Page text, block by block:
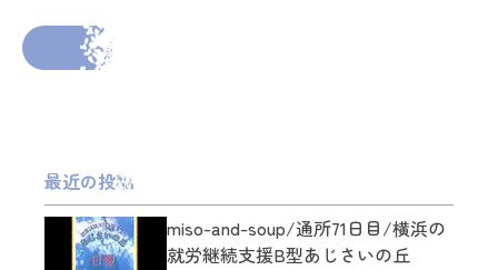
前の投稿へ
最近の投稿
miso-and-soup/通所71日目/横浜の
就労継続支援B型あじさいの丘